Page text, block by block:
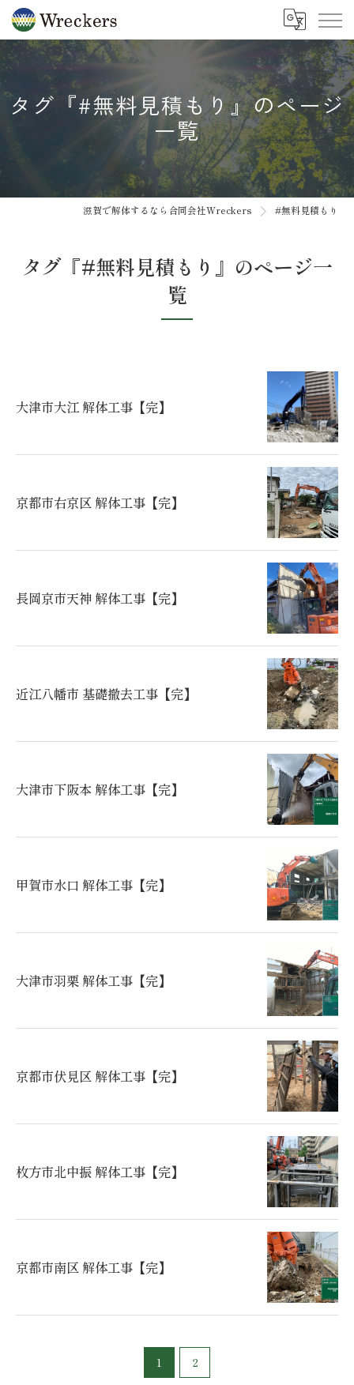
タグ『#無料見積もり』のページ
一覧
滋賀で解体するなら合同会社Wreckers #無料見積もり
タグ『#無料見積もり』のページ一
覧
大津市大江 解体工事【完】
京都市右京区 解体工事【完】
長岡京市天神 解体工事【完】
近江八幡市 基礎撤去工事【完】
大津市下阪本 解体工事【完】
甲賀市水口 解体工事【完】
大津市羽栗 解体工事【完】
京都市伏見区 解体工事【完】
枚方市北中振 解体工事【完】
京都市南区 解体工事【完】
1 2